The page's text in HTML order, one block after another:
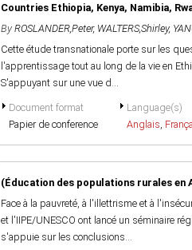
Countries Ethiopia, Kenya, Namibia,
By ROSLANDER,Peter, WALTERS,Shirley,
Cette étude transnationale porte sur les
l'apprentissage tout au long de la vie en
S'appuyant sur une vue d...
Document format
Papier de conference
Language(s)
Anglais,
(Éducation des populations rurales en
Face à la pauvreté, à l'illettrisme et à
et l'IIPE/UNESCO ont lancé un séminaire
s'appuie sur les conclusions...